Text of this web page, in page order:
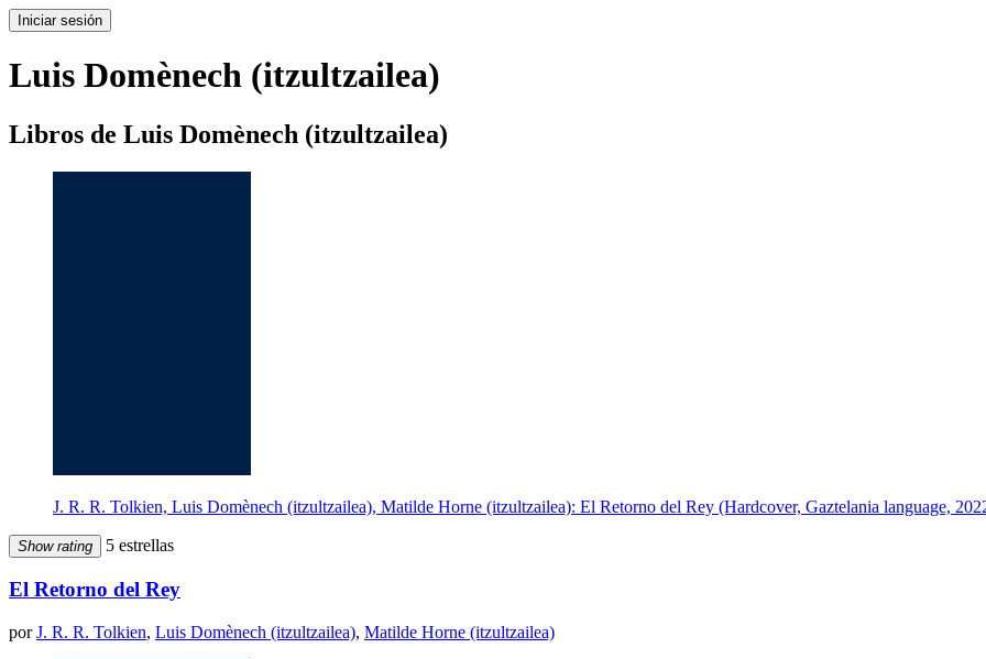
Iniciar sesión
Luis Domènech (itzultzailea)
Libros de Luis Domènech (itzultzailea)
J. R. R. Tolkien, Luis Domènech (itzultzailea), Matilde Horne (itzultzailea): El Retorno del Rey (Hardcover, Gaztelania language,
Show rating 5 estrellas
El Retorno del Rey
porJ. R. R. Tolkien, Luis Domènech (itzultzailea), Matilde Horne (itzultzailea)